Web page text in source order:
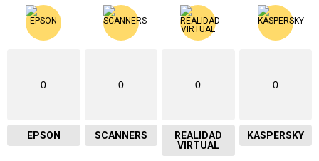
0
EPSON
0
SCANNERS
0
REALIDAD
VIRTUAL
0
KASPERSKY